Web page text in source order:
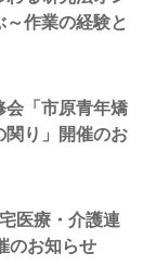
作業の経験と
「市原青年矯
関り」開催のお
医療・介護連
のお知らせ